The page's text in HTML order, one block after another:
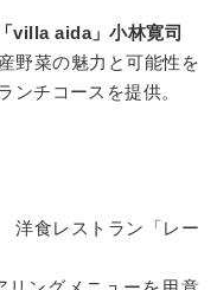
villa aida」小林寛司
野菜の魅力と可能性を
ンチコースを提供。
洋食レストラン「レー